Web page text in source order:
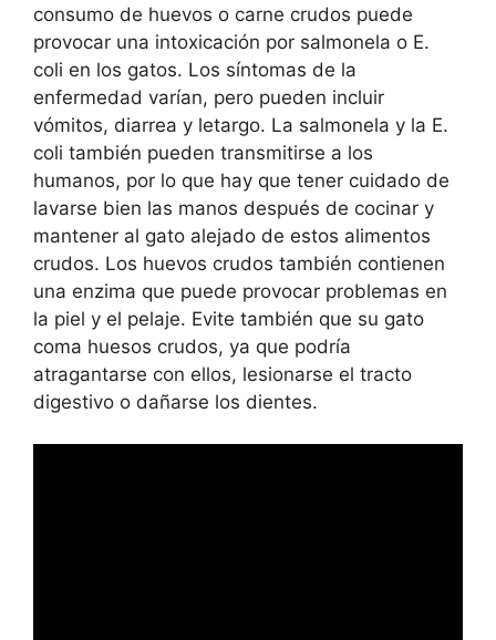
consumo de huevos o carne crudos puede
provocar una intoxicación por salmonela o E.
coli en los gatos. Los síntomas de la
enfermedad varían, pero pueden incluir
vómitos, diarrea y letargo. La salmonela y la E.
coli también pueden transmitirse a los
humanos, por lo que hay que tener cuidado de
lavarse bien las manos después de cocinar y
mantener al gato alejado de estos alimentos
crudos. Los huevos crudos también contienen
una enzima que puede provocar problemas en
la piel y el pelaje. Evite también que su gato
coma huesos crudos, ya que podría
atragantarse con ellos, lesionarse el tracto
digestivo o dañarse los dientes.